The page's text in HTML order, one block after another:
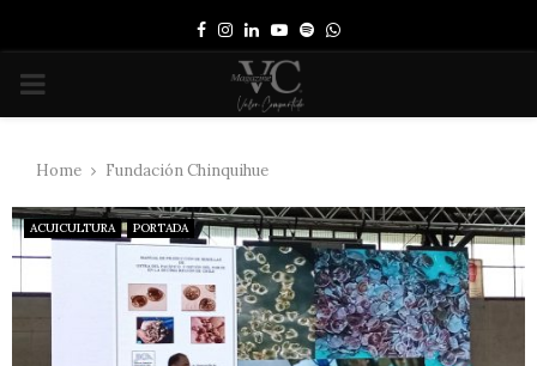
Facebook
Instagram
LinkedinYoutube
SpotifyWhatsapp
PRIMARY
Home Fundación Chinquihue
ACUICULTURA PORTADA